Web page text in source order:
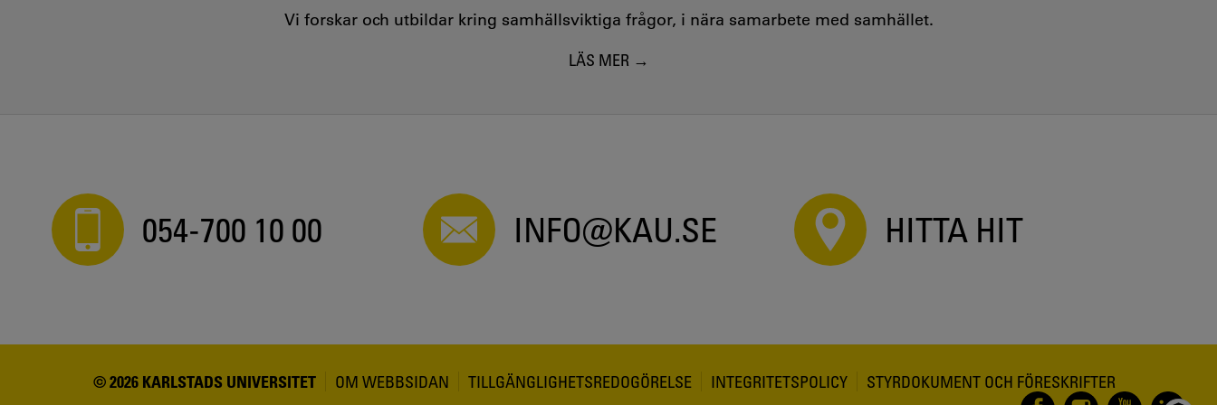
Vi forskar och utbildar kring samhällsviktiga frågor, i nära samarbete med samhället.
LÄS MER
054-700 10 00 INFO@KAU.SE HITTA HIT
© 2026 KARLSTADS UNIVERSITET OM WEBBSIDAN TILLGÄNGLIGHETSREDOGÖRELSE INTEGRITETSPOLICY STYRDOKUMENT OCH FÖRESKRIFTER